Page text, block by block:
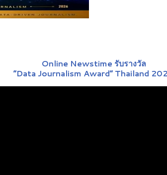
Online Newstime รับรางวัล
“Data Journalism Award” Thailand